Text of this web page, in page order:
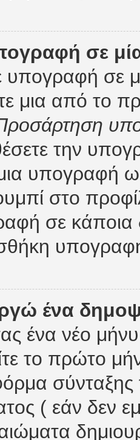
σε
υπογραφή σε
μια από το
την
υπογραφή
στο
σε κάποια
ένα
ένα νέο
το πρώτο
σύνταξης
( εάν δεν